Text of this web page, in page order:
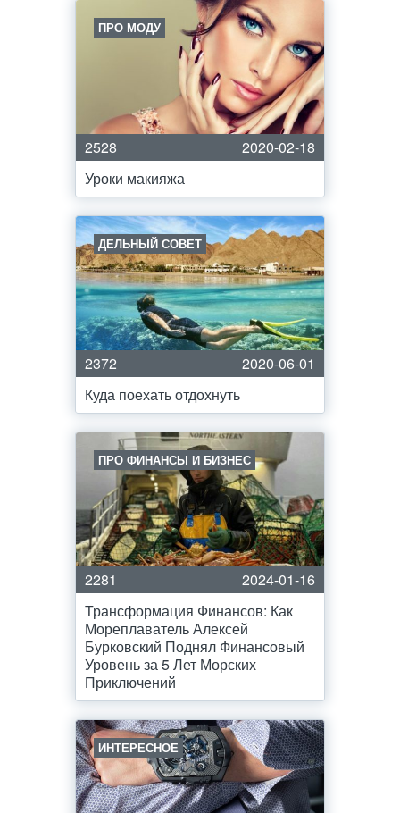
ПРО МОДУ
2528
2020-02-18
Уроки макияжа
ДЕЛЬНЫЙ СОВЕТ
2372
2020-06-01
Куда поехать отдохнуть
ПРО ФИНАНСЫ И БИЗНЕС
2281
2024-01-16
Трансформация Финансов: Как
Мореплаватель Алексей
Бурковский Поднял Финансовый
Уровень за 5 Лет Морских
Приключений
ИНТЕРЕСНОЕ